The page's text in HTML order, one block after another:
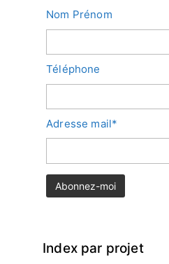
Nom Prénom
Téléphone
Adresse mail*
Index par projet